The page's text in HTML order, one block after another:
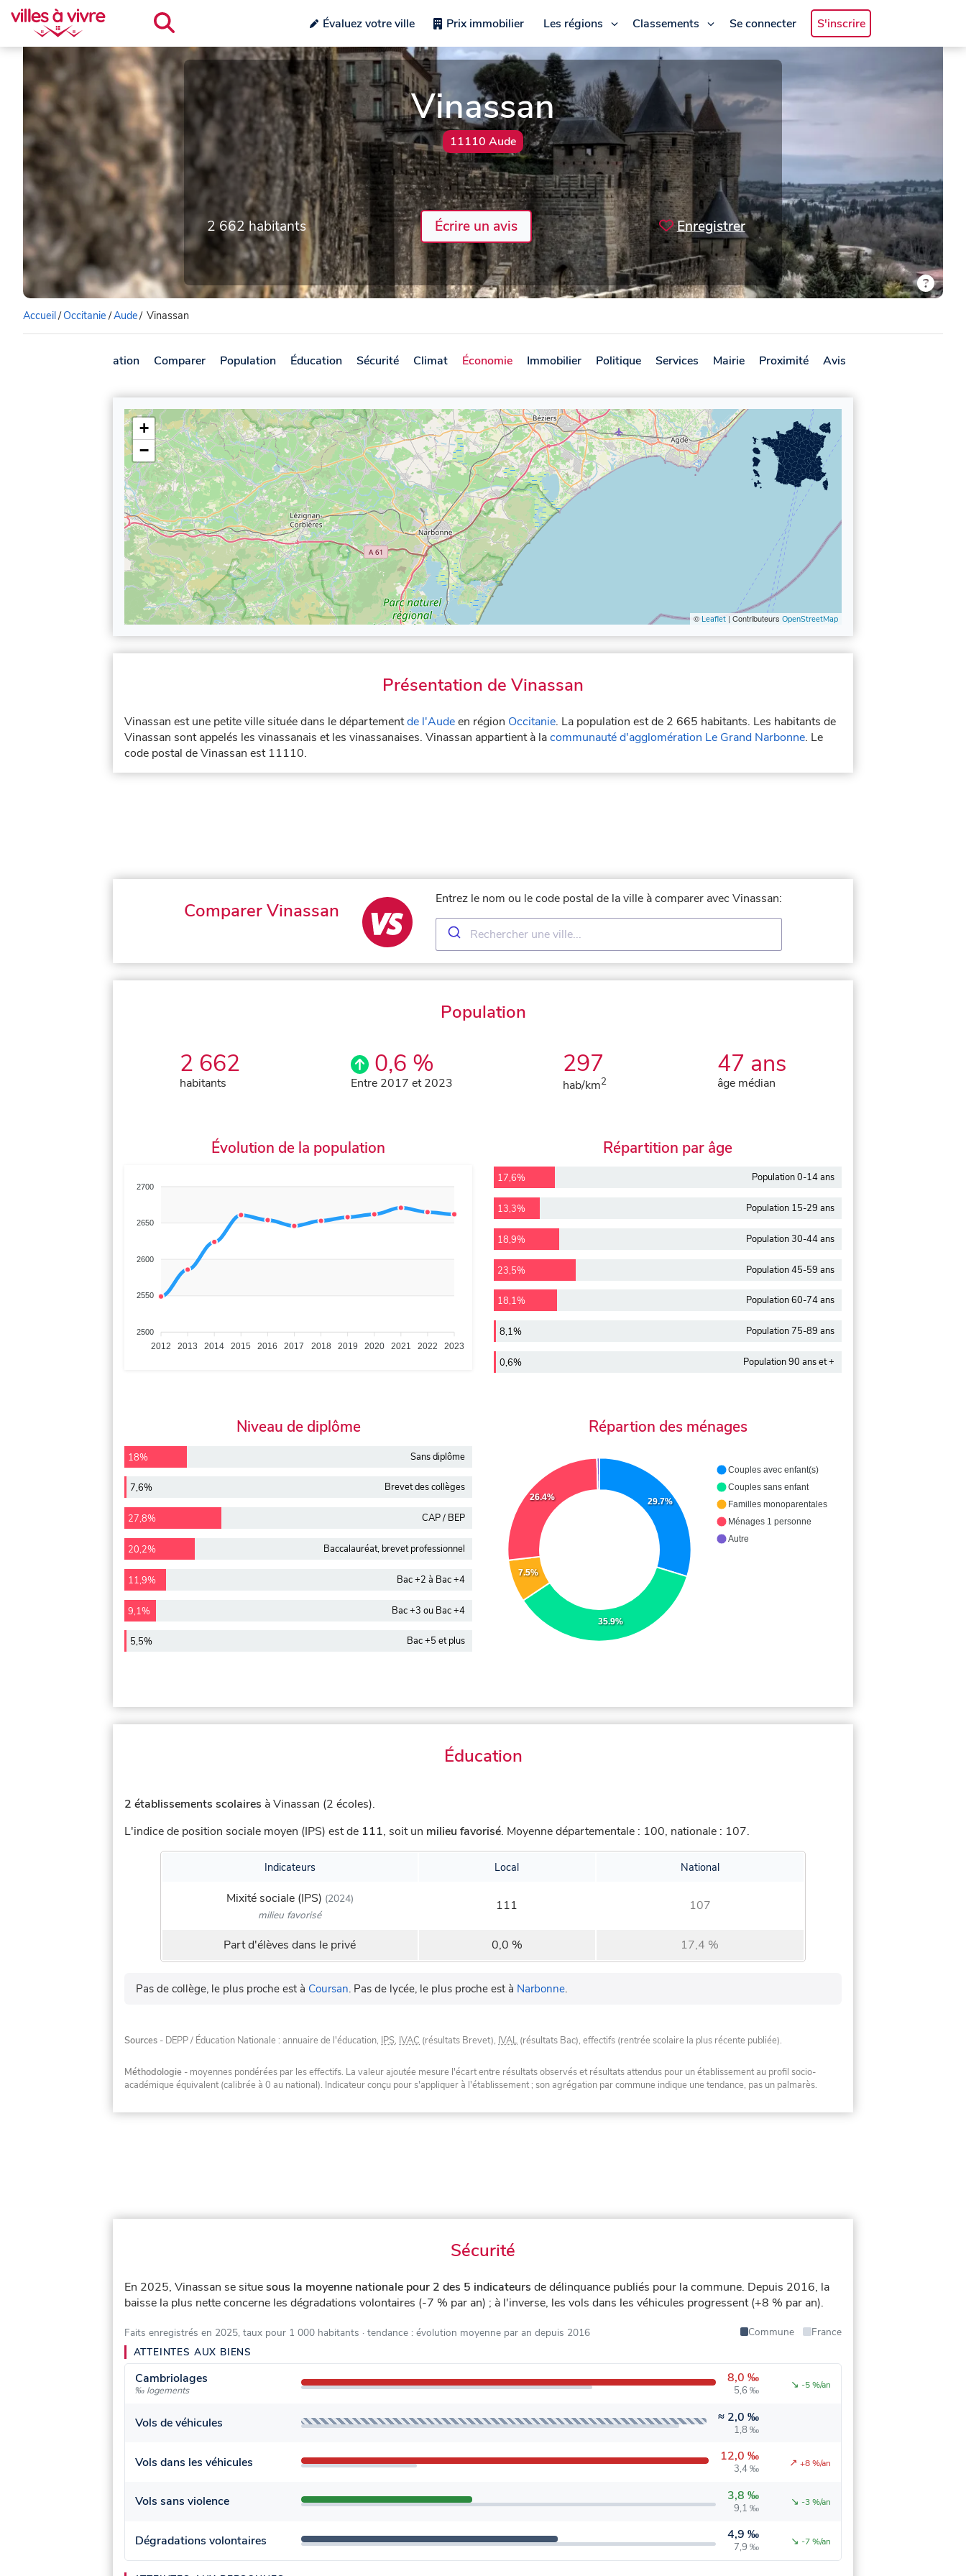
Évaluez votre ville Prix immobilier Les régions Classements Se connecter S'inscrire
Vinassan
11110 Aude
2 662 habitants Écrire un avis Enregistrer
Accueil/Occitanie/Aude/ Vinassan
Présentation Comparer Population Éducation Sécurité Climat Économie Immobilier Politique Services Mairie Proximité Avis
+
−
© Leaflet | Contributeurs OpenStreetMap
Présentation de Vinassan
Vinassan est une petite ville située dans le départementde l'Audeen région Occitanie. La population est de 2 665 habitants. Les habitants de
Vinassan sont appelés les vinassanais et les vinassanaises. Vinassan appartient à lacommunauté d'agglomération Le Grand Narbonne. Le
code postal de Vinassan est 11110.
Comparer Vinassan
Entrez le nom ou le code postal de la ville à comparer avec Vinassan:
Population
2 662
habitants
0,6 %
Entre 2017 et 2023
297
hab/km2
47 ans
âge médian
Évolution de la population
2700
2650
2600
2550
2500
2012 2013 2014 2015 2016 2017 2018 2019 2020 2021 2022 2023
Répartition par âge
17,6% Population 0-14 ans
13,3% Population 15-29 ans
18,9% Population 30-44 ans
23,5% Population 45-59 ans
18,1% Population 60-74 ans
8,1% Population 75-89 ans
0,6% Population 90 ans et +
Niveau de diplôme
18% Sans diplôme
7,6% Brevet des collèges
27,8% CAP / BEP
20,2% Baccalauréat, brevet professionnel
11,9% Bac +2 à Bac +4
9,1% Bac +3 ou Bac +4
5,5% Bac +5 et plus
Répartion des ménages
29.7%
35.9%
7.5%
26.4%
Couples avec enfant(s)
Couples sans enfant
Familles monoparentales
Ménages 1 personne
Autre
Éducation
2 établissements scolaires à Vinassan (2 écoles).
L'indice de position sociale moyen (IPS) est de 111, soit un milieu favorisé. Moyenne départementale : 100, nationale : 107.
Indicateurs Local National
Mixité sociale (IPS) (2024)
milieu favorisé
111 107
Part d'élèves dans le privé 0,0 % 17,4 %
Pas de collège, le plus proche est à Coursan. Pas de lycée, le plus proche est à Narbonne.
Sources - DEPP / Éducation Nationale : annuaire de l'éducation, IPS, IVAC (résultats Brevet), IVAL (résultats Bac), effectifs (rentrée scolaire la plus récente publiée).
Méthodologie - moyennes pondérées par les effectifs. La valeur ajoutée mesure l'écart entre résultats observés et résultats attendus pour un établissement au profil socio-
académique équivalent (calibrée à 0 au national). Indicateur conçu pour s'appliquer à l'établissement ; son agrégation par commune indique une tendance, pas un palmarès.
Sécurité
En 2025, Vinassan se situesous la moyenne nationale pour 2 des 5 indicateurs de délinquance publiés pour la commune. Depuis 2016, la
baisse la plus nette concerne les dégradations volontaires (-7 % par an) ; à l'inverse, les vols dans les véhicules progressent (+8 % par an).
Faits enregistrés en 2025, taux pour 1 000 habitants · tendance : évolution moyenne par an depuis 2016 Commune
France
ATTEINTES AUX BIENS
Cambriolages
‰ logements
8,0 ‰
5,6 ‰ ↘ -5 %/an
Vols de véhicules ≈ 2,0 ‰
1,8 ‰
Vols dans les véhicules 12,0 ‰
3,4 ‰ ↗ +8 %/an
Vols sans violence 3,8 ‰
9,1 ‰ ↘ -3 %/an
Dégradations volontaires 4,9 ‰
7,9 ‰ ↘ -7 %/an